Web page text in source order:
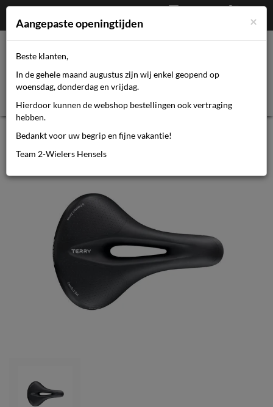
€0,00
Afrekenen
Mijn account
Terry zadel Fisio Max gel heren zwart
×
Aangepaste openingtijden
Beste klanten,
In de gehele maand augustus zijn wij enkel geopend op
woensdag, donderdag en vrijdag.
Hierdoor kunnen de webshop bestellingen ook vertraging
hebben.
Bedankt voor uw begrip en fijne vakantie!
Team 2-Wielers Hensels